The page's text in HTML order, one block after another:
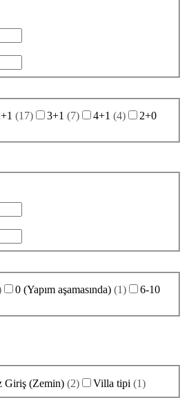
(17) 3+1 (7) 4+1 (4)
2+0
0 (Yapım aşamasında) (1)
6-10
Giriş (Zemin) (2) Villa tipi (1)